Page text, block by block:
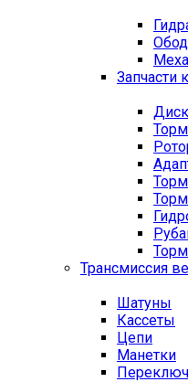
Запчасти
Трансмиссия
Шатуны
Кассеты
Цепи
Манетки